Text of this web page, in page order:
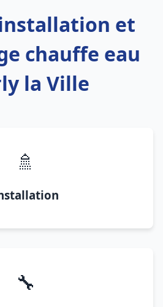
et
chauffe eau
la Ville
🚿
🔧